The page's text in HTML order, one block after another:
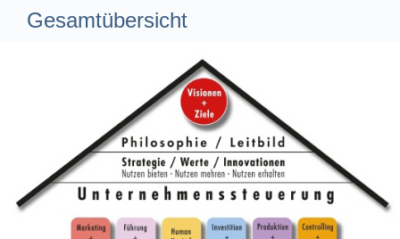
Gesamtübersicht